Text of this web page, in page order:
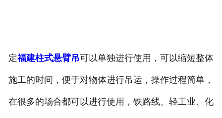
定福建柱式悬臂吊可以单独进行使用，可以缩短整体
施工的时间，便于对物体进行吊运，操作过程简单，
在很多的场合都可以进行使用，铁路线、轻工业、化